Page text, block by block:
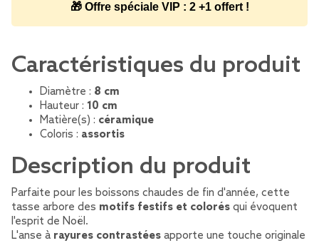
🎁 Offre spéciale VIP : 2 +1 offert !
Caractéristiques du produit
Diamètre : 8 cm
Hauteur : 10 cm
Matière(s) : céramique
Coloris : assortis
Description du produit
Parfaite pour les boissons chaudes de fin d'année, cette
tasse arbore des motifs festifs et colorés qui évoquent
l'esprit de Noël.
L'anse à rayures contrastées apporte une touche originale